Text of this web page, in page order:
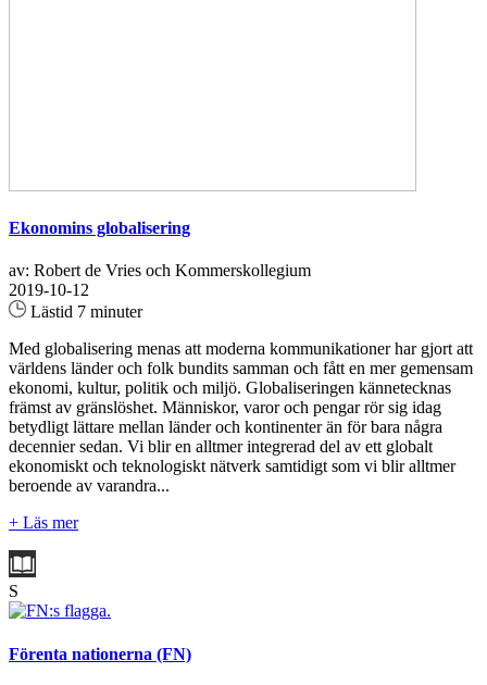
Ekonomins globalisering
av: Robert de Vries och Kommerskollegium
2019-10-12
Lästid 7 minuter
Med globalisering menas att moderna kommunikationer har gjort att
världens länder och folk bundits samman och fått en mer gemensam
ekonomi, kultur, politik och miljö. Globaliseringen kännetecknas
främst av gränslöshet. Människor, varor och pengar rör sig idag
betydligt lättare mellan länder och kontinenter än för bara några
decennier sedan. Vi blir en alltmer integrerad del av ett globalt
ekonomiskt och teknologiskt nätverk samtidigt som vi blir alltmer
beroende av varandra...
+ Läs mer
S
Förenta nationerna (FN)